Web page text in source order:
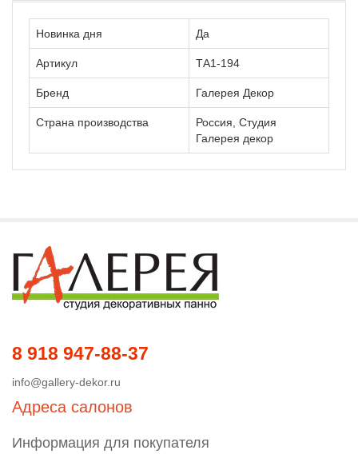
Новинка дня Да
Артикул ТА1-194
Бренд Галерея Декор
Страна производства
Россия, Студия
Галерея декор
8 918 947-88-37
info@gallery-dekor.ru
Адреса салонов
Информация для покупателя